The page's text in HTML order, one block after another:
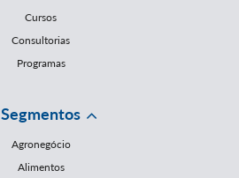
Cursos
Consultorias
Programas
Segmentos
Agronegócio
Alimentos